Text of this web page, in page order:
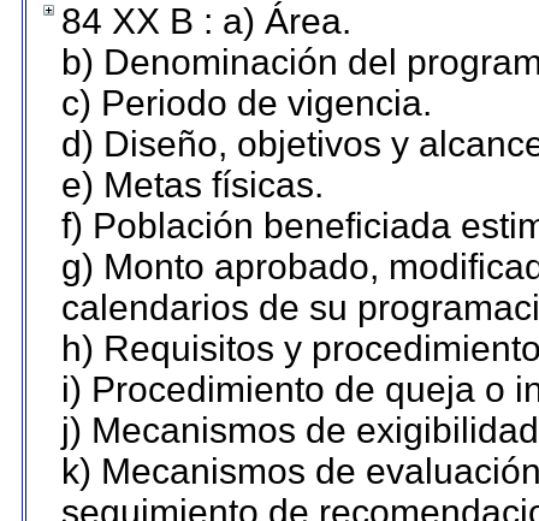
84 XX B : a) Área.
b) Denominación del
c) Periodo de vigencia.
d) Diseño, objetivos y
e) Metas físicas.
f) Población beneficiada
g) Monto aprobado,
calendarios de su
h) Requisitos y
i) Procedimiento de queja o
j) Mecanismos de
k) Mecanismos de
seguimiento de